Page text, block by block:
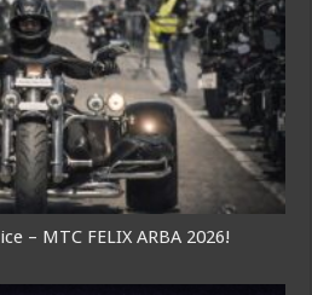
– MTC FELIX ARBA 2026!